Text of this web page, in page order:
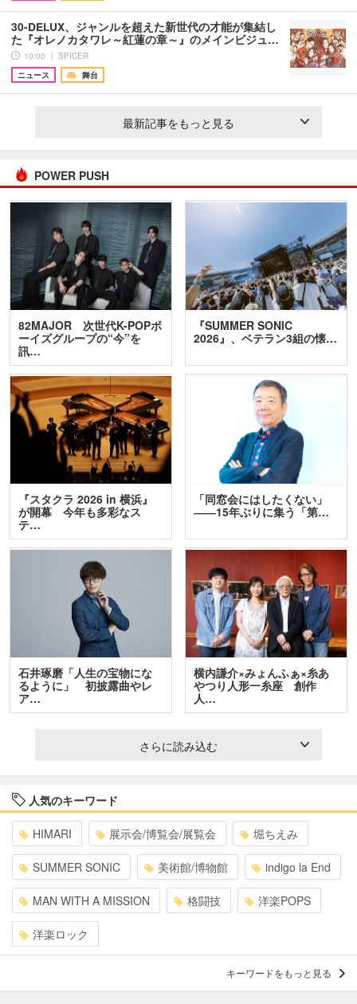
30-DELUX、ジャンルを超えた新世代の才能が集結し
た『オレノカタワレ～紅蓮の章～』のメインビジュ…
10:00 ｜ SPICER
ニュース
舞台
最新記事をもっと見る
POWER PUSH
82MAJOR 次世代K-POPボ
ーイズグループの“今”を
訊…
『SUMMER SONIC
2026』、ベテラン3組の懐…
『スタクラ 2026 in 横浜』
が開幕 今年も多彩なス
テ…
「同窓会にはしたくない」
――15年ぶりに集う「第…
石井琢磨「人生の宝物にな
るように」 初披露曲やレ
ア…
横内謙介×みょんふぁ×糸あ
やつり人形一糸座 創作
人…
さらに読み込む
人気のキーワード
HIMARI 展示会/博覧会/展覧会 堀ちえみ
SUMMER SONIC 美術館/博物館 indigo la End
MAN WITH A MISSION 格闘技 洋楽POPS
洋楽ロック
キーワードをもっと見る